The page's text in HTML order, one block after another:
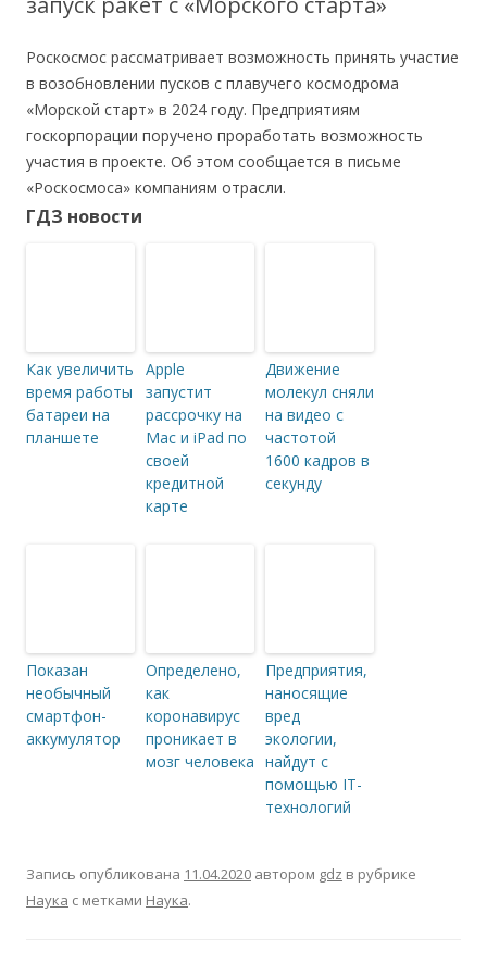
Роскосмос рассматривает возможность принять участие
в возобновлении пусков с плавучего космодрома
«Морской старт» в 2024 году. Предприятиям
госкорпорации поручено проработать возможность
участия в проекте. Об этом сообщается в письме
«Роскосмоса» компаниям отрасли.
ГДЗ новости
Как увеличить
время работы
батареи на
планшете
Apple
запустит
рассрочку на
Mac и iPad по
своей
кредитной
карте
Движение
молекул сняли
на видео с
частотой
1600 кадров в
секунду
Показан
необычный
смартфон-
аккумулятор
Определено,
как
коронавирус
проникает в
мозг человека
Предприятия,
наносящие
вред
экологии,
найдут с
помощью IT-
технологий
Запись опубликована 11.04.2020 автором gdz в рубрике
Наука с метками Наука.